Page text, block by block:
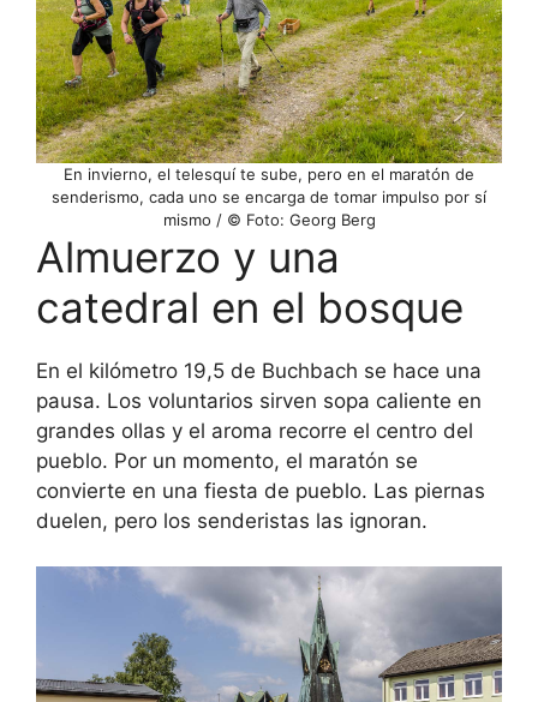
En invierno, el telesquí te sube, pero en el maratón de
senderismo, cada uno se encarga de tomar impulso por sí
mismo / © Foto: Georg Berg
Almuerzo y una
catedral en el bosque
En el kilómetro 19,5 de Buchbach se hace una
pausa. Los voluntarios sirven sopa caliente en
grandes ollas y el aroma recorre el centro del
pueblo. Por un momento, el maratón se
convierte en una fiesta de pueblo. Las piernas
duelen, pero los senderistas las ignoran.